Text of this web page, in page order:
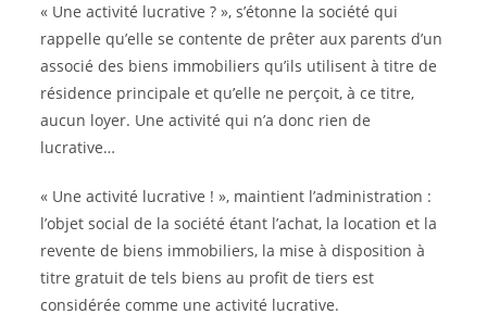
« Une activité lucrative ? », s’étonne la société qui
rappelle qu’elle se contente de prêter aux parents d’un
associé des biens immobiliers qu’ils utilisent à titre de
résidence principale et qu’elle ne perçoit, à ce titre,
aucun loyer. Une activité qui n’a donc rien de
lucrative…
« Une activité lucrative ! », maintient l’administration :
l’objet social de la société étant l’achat, la location et la
revente de biens immobiliers, la mise à disposition à
titre gratuit de tels biens au profit de tiers est
considérée comme une activité lucrative.